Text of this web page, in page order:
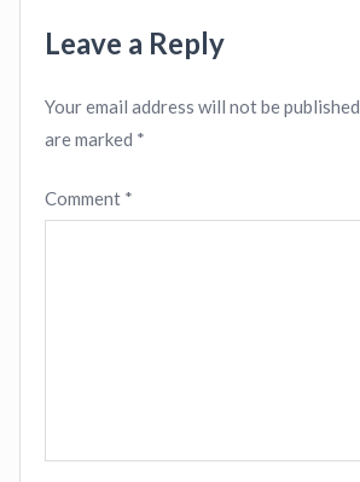
Leave a Reply
Your email address will not be published.
are marked *
Comment *